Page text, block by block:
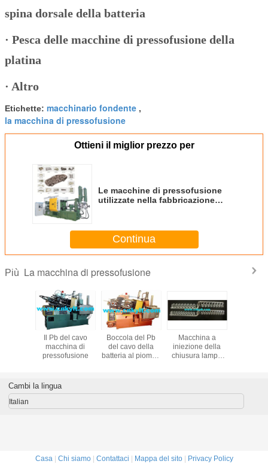
spina dorsale della batteria
· Pesca delle macchine di pressofusione della
platina
· Altro
Etichette: macchinario fondente ,
la macchina di pressofusione
Ottieni il miglior prezzo per
Le macchine di pressofusione
utilizzate nella fabbricazione
Continua
Più La macchina di pressofusione
Terminali del PB
della batteria al
piombo e
bushs
PLC150T di
alluminio, di
rame/ottone,
zinco (zamak)
pressofusione
camera a caldo
automatica piena
macchina di
Cambi la lingua
Italian
Casa| Chi siamo| Contattaci | Mappa del sito| Privacy Policy